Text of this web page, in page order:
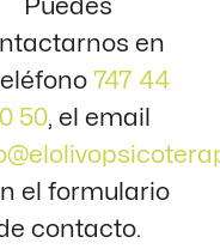
Puedes
en
747 44
50, el email
el formulario
contacto.